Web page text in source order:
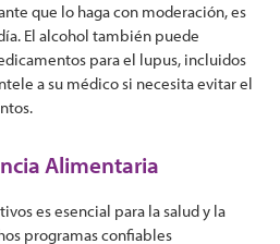
que lo haga con moderación, es
El alcohol también puede
para el lupus, incluidos
a su médico si necesita evitar el
Alimentaria
es esencial para la salud y la
programas confiables